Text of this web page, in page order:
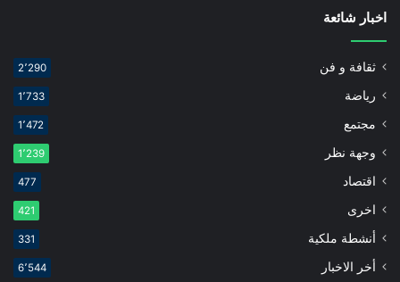
اخبار شائعة
ثقافة و فن 2٬290
رياضة 1٬733
مجتمع 1٬472
وجهة نظر 1٬239
اقتصاد 477
اخرى 421
أنشطة ملكية 331
أخر الاخبار 6٬544